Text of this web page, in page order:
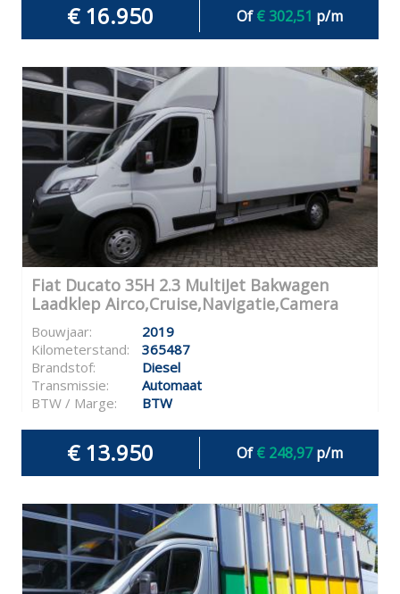
€ 16.950 Of€ 302,51 p/m
Fiat Ducato 35H 2.3 MultiJet Bakwagen
Laadklep Airco,Cruise,Navigatie,Camera
Bouwjaar:
2019
Kilometerstand:
365487
Brandstof:
Diesel
Transmissie:
Automaat
BTW / Marge:
BTW
€ 13.950 Of€ 248,97p/m